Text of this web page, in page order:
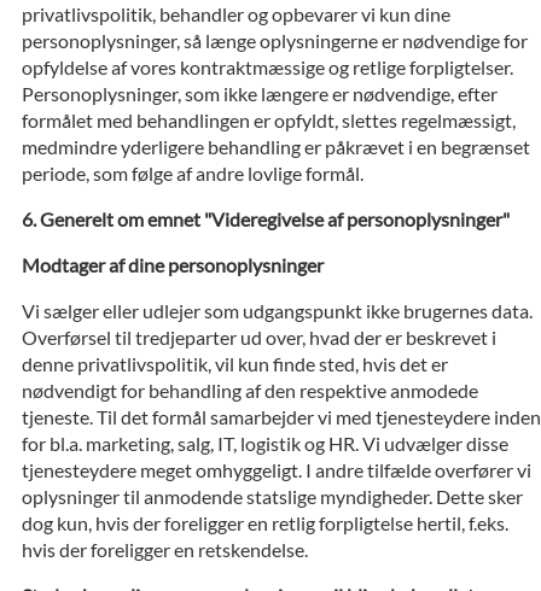
privatlivspolitik, behandler og opbevarer vi kun dine
personoplysninger, så længe oplysningerne er nødvendige for
opfyldelse af vores kontraktmæssige og retlige forpligtelser.
Personoplysninger, som ikke længere er nødvendige, efter
formålet med behandlingen er opfyldt, slettes regelmæssigt,
medmindre yderligere behandling er påkrævet i en begrænset
periode, som følge af andre lovlige formål.
Generelt om emnet "Videregivelse af personoplysninger"
Modtager af dine personoplysninger
Vi sælger eller udlejer som udgangspunkt ikke brugernes data.
Overførsel til tredjeparter ud over, hvad der er beskrevet i
denne privatlivspolitik, vil kun finde sted, hvis det er
nødvendigt for behandling af den respektive anmodede
tjeneste. Til det formål samarbejder vi med tjenesteydere inden
for bl.a. marketing, salg, IT, logistik og HR. Vi udvælger disse
tjenesteydere meget omhyggeligt. I andre tilfælde overfører vi
oplysninger til anmodende statslige myndigheder. Dette sker
dog kun, hvis der foreligger en retlig forpligtelse hertil, f.eks.
hvis der foreligger en retskendelse.